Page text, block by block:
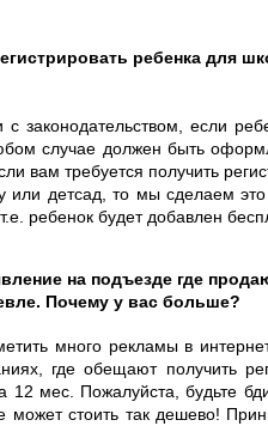
ребенка для
с законодательством, если
случае должен быть
вам требуется получить
или детсад, то мы сделаем это
ребенок будет добавлен
на подъезде где
Почему у вас больше?
много рекламы в
где обещают получить
12 мес. Пожалуйста, будьте
может стоить так дешево!